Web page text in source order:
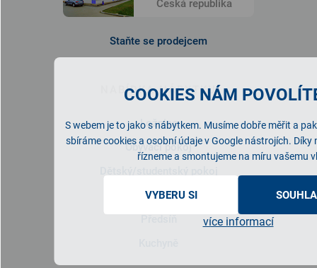
COOKIES NÁM
S webem je to jako s nábytkem. Musíme dobře měřit a
sbíráme cookies a osobní údaje v Google nástrojích. Díky
řízneme a smontujeme na míru vašemu
VYBERU SI
více informací
Česká republika
Staňte se prodejcem
NABÍDKA NÁBYTKU
Ložnice
Obývací pokoj
Pracovna